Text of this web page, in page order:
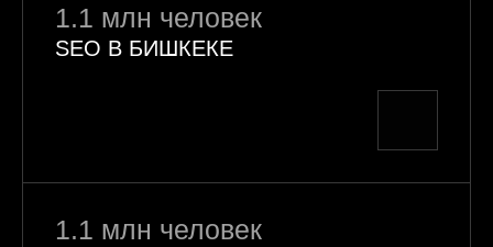
1.1 млн человек
SEO В БИШКЕКЕ
1.1 млн человек